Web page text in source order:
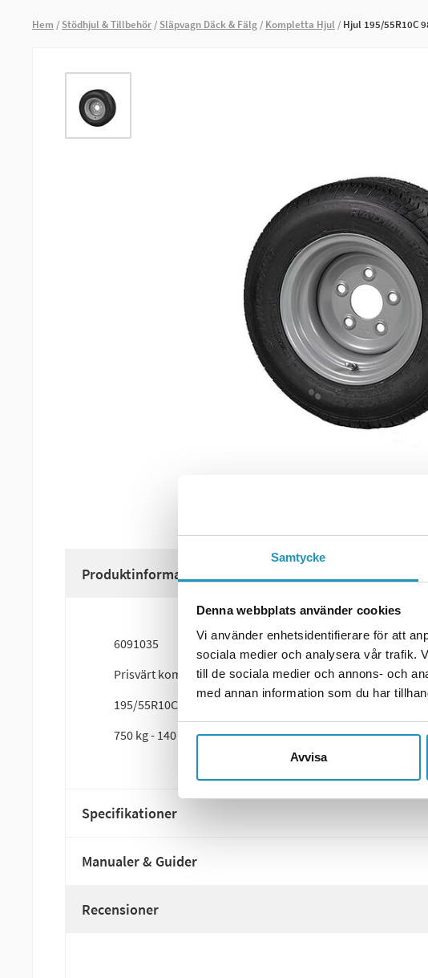
Samtycke
Denna webbplats använder cookies
Vi använder enhetsidentifierare för att
sociala medier och analysera vår trafik.
till de sociala medier och annons- och
med annan information som du har
Avvisa
Hem Stödhjul & Tillbehör Släpvagn Däck & Fälg Kompletta Hjul Hjul 195/55R10C
Produktinformation
6091035
Prisvärt komplett hjul från Valeryd.
195/55R10C 98/96N Linglong R701 Offset 0 5/67/112 Silver
750 kg - 140 km/h
Specifikationer
Manualer & Guider
Recensioner